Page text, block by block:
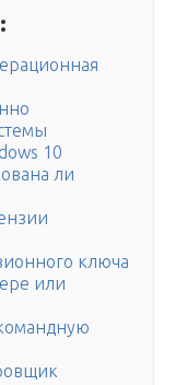
10
ли
ключа
или